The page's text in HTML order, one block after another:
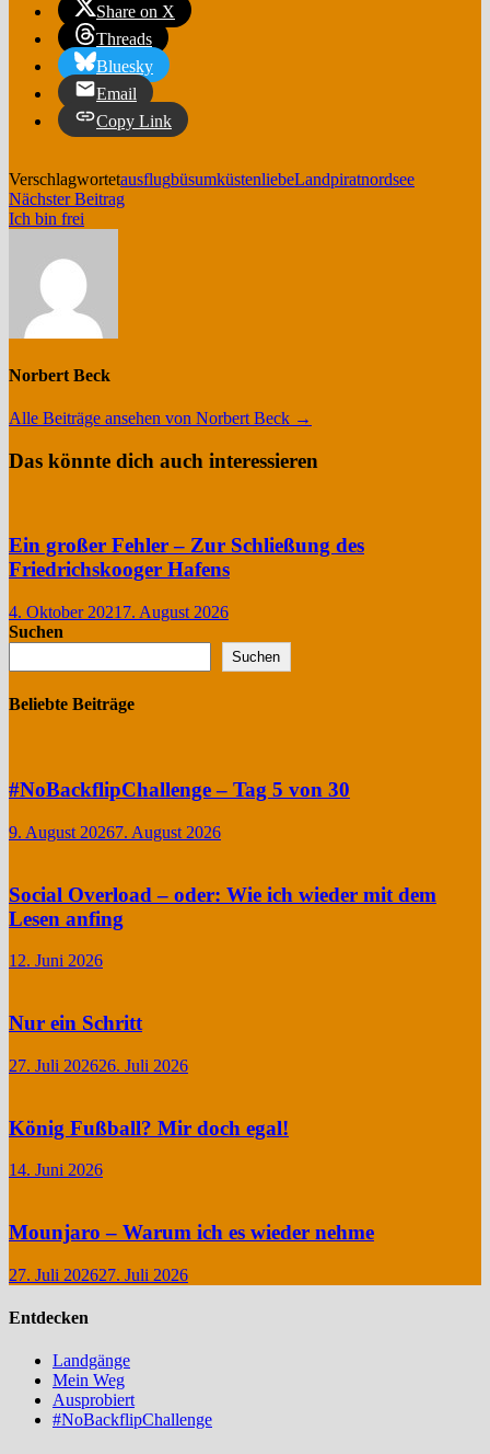
Share on X
Threads
Bluesky
Email
Copy Link
VerschlagwortetausflugbüsumküstenliebeLandpiratnordsee
Beitragsnavigation
Nächster BeitragNächster
Ich bin frei
Norbert Beck
Alle Beiträge ansehen von Norbert Beck →
Das könnte dich auch interessieren
Ein großer Fehler – Zur Schließung des
Friedrichskooger Hafens
4. Oktober 2021 7. August 2026
Suchen
Suchen
Beliebte Beiträge
#NoBackflipChallenge – Tag 5 von 30
9. August 20267. August 2026
Social Overload – oder: Wie ich wieder mit dem
Lesen anfing
12. Juni 2026
Nur ein Schritt
27. Juli 202626. Juli 2026
König Fußball? Mir doch egal!
14. Juni 2026
Mounjaro – Warum ich es wieder nehme
27. Juli 202627. Juli 2026
Entdecken
Landgänge
Mein Weg
Ausprobiert
#NoBackflipChallenge